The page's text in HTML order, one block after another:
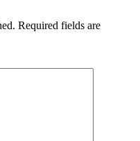
Required fields are